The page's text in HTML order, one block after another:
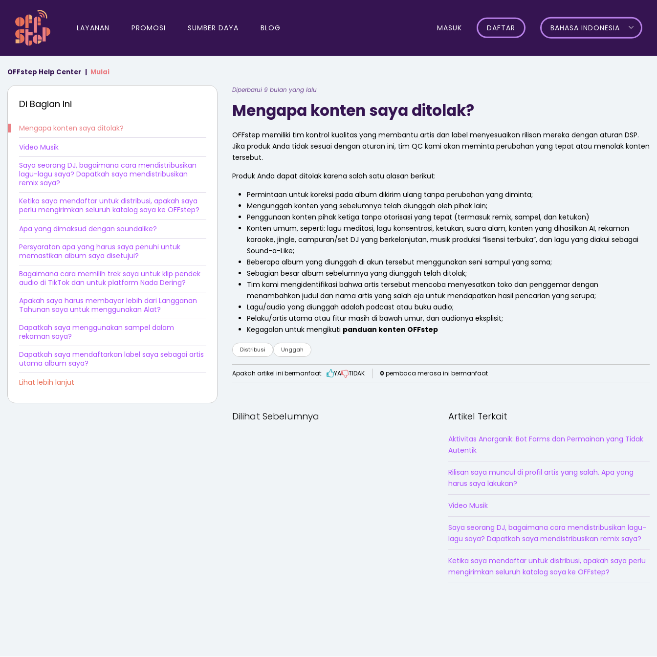
LAYANAN PROMOSI SUMBER DAYA BLOG MASUK DAFTAR BAHASA INDONESIA
OFFstep Help Center Mulai
Di Bagian Ini
Mengapa konten saya ditolak?
Video Musik
Saya seorang DJ, bagaimana cara mendistribusikan
lagu-lagu saya? Dapatkah saya mendistribusikan
remix saya?
Ketika saya mendaftar untuk distribusi, apakah saya
perlu mengirimkan seluruh katalog saya ke OFFstep?
Apa yang dimaksud dengan soundalike?
Persyaratan apa yang harus saya penuhi untuk
memastikan album saya disetujui?
Bagaimana cara memilih trek saya untuk klip pendek
audio di TikTok dan untuk platform Nada Dering?
Apakah saya harus membayar lebih dari Langganan
Tahunan saya untuk menggunakan Alat?
Dapatkah saya menggunakan sampel dalam
rekaman saya?
Dapatkah saya mendaftarkan label saya sebagai artis
utama album saya?
Lihat lebih lanjut
Diperbarui 9 bulan yang lalu
Mengapa konten saya ditolak?
OFFstep memiliki tim kontrol kualitas yang membantu artis dan label menyesuaikan rilisan mereka dengan aturan DSP.
Jika produk Anda tidak sesuai dengan aturan ini, tim QC kami akan meminta perubahan yang tepat atau menolak konten
tersebut.
Produk Anda dapat ditolak karena salah satu alasan berikut:
Permintaan untuk koreksi pada album dikirim ulang tanpa perubahan yang diminta;
Mengunggah konten yang sebelumnya telah diunggah oleh pihak lain;
Penggunaan konten pihak ketiga tanpa otorisasi yang tepat (termasuk remix, sampel, dan ketukan)
Konten umum, seperti: lagu meditasi, lagu konsentrasi, ketukan, suara alam, konten yang dihasilkan AI, rekaman
karaoke, jingle, campuran/set DJ yang berkelanjutan, musik produksi “lisensi terbuka”, dan lagu yang diakui sebagai
Sound-a-Like;
Beberapa album yang diunggah di akun tersebut menggunakan seni sampul yang sama;
Sebagian besar album sebelumnya yang diunggah telah ditolak;
Tim kami mengidentifikasi bahwa artis tersebut mencoba menyesatkan toko dan penggemar dengan
menambahkan judul dan nama artis yang salah eja untuk mendapatkan hasil pencarian yang serupa;
Lagu/audio yang diunggah adalah podcast atau buku audio;
Pelaku/artis utama atau fitur masih di bawah umur, dan audionya eksplisit;
Kegagalan untuk mengikuti panduan konten OFFstep
Distribusi Unggah
Apakah artikel ini bermanfaat: YA TIDAK 0 pembaca merasa ini bermanfaat
Dilihat Sebelumnya Artikel Terkait
Aktivitas Anorganik: Bot Farms dan Permainan yang Tidak
Autentik
Rilisan saya muncul di profil artis yang salah. Apa yang
harus saya lakukan?
Video Musik
Saya seorang DJ, bagaimana cara mendistribusikan lagu-
lagu saya? Dapatkah saya mendistribusikan remix saya?
Ketika saya mendaftar untuk distribusi, apakah saya perlu
mengirimkan seluruh katalog saya ke OFFstep?